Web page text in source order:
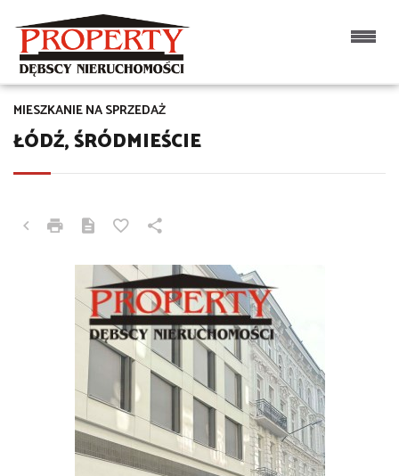
ŁÓDŹ, ŚRÓDMIEŚCIE
MIESZKANIE NA SPRZEDAŻ